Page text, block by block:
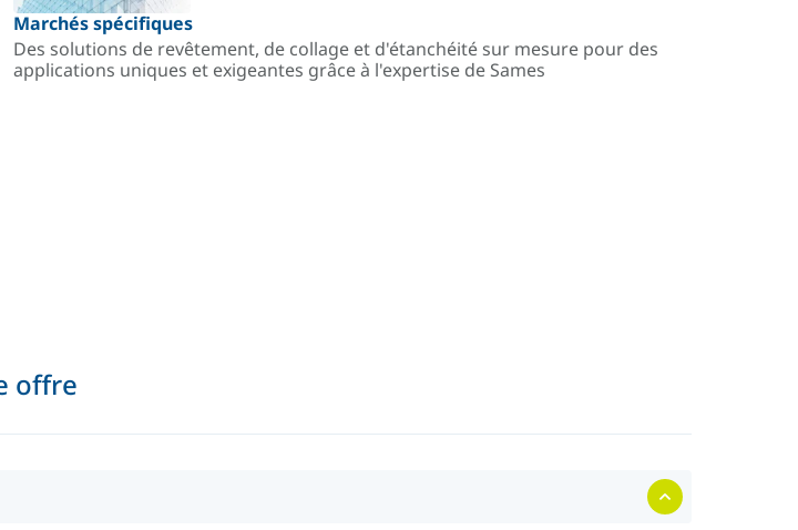
Marchés spécifiques
Des solutions de revêtement, de collage et d'étanchéité sur mesure pour des
applications uniques et exigeantes grâce à l'expertise de Sames
offre